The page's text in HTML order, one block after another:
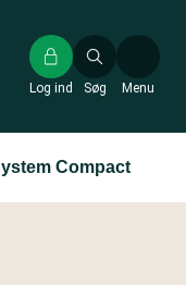
Søg
Log ind Menu
Compact